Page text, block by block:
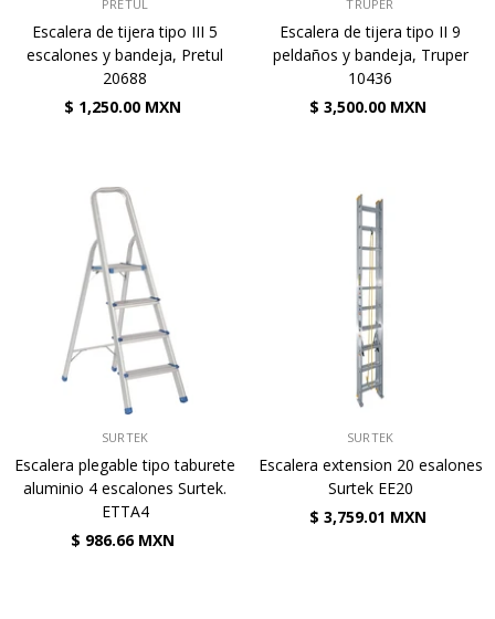
PRETUL
Escalera de tijera tipo III 5
escalones y bandeja, Pretul
20688
$ 1,250.00 MXN
TRUPER
Escalera de tijera tipo II 9
peldaños y bandeja, Truper
10436
$ 3,500.00 MXN
SURTEK
Escalera plegable tipo taburete
aluminio 4 escalones Surtek.
ETTA4
$ 986.66 MXN
SURTEK
Escalera extension 20 esalones
Surtek EE20
$ 3,759.01 MXN